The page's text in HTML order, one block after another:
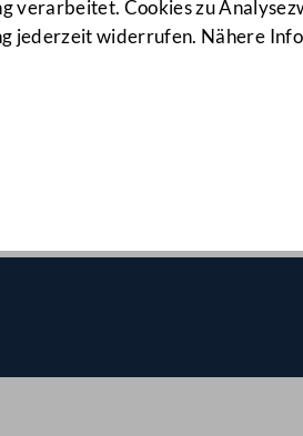
verarbeitet. Cookies zu
jederzeit widerrufen. Nähere